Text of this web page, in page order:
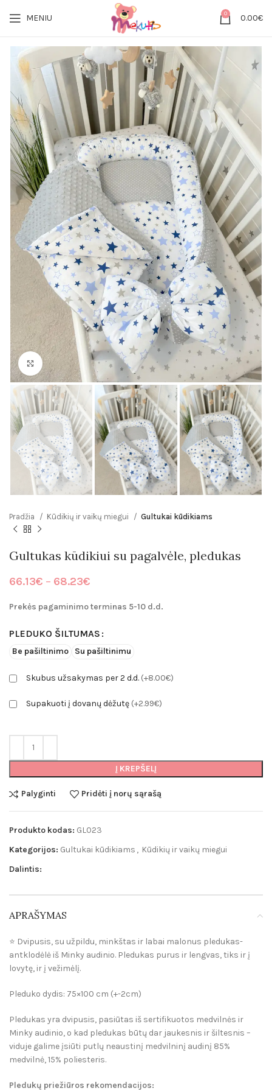
MENIU 0 0.00€
Click to enlarge
Pradžia Kūdikių ir vaikų miegui Gultukai kūdikiams
Gultukas kūdikiui su pagalvėle, pledukas
66.13€ – 68.23€
66.13€
68.23€
Prekės pagaminimo terminas 5-10 d.d.
PLEDUKO ŠILTUMAS
Be pašiltinimo Su pašiltinimu
Skubus užsakymas per 2 d.d. (+8.00€)
Supakuoti į dovanų dėžutę (+2.99€)
Į KREPŠELĮ
Palyginti Pridėti į norų sąrašą
Produkto kodas: GL023
Kategorijos: Gultukai kūdikiams , Kūdikių ir vaikų miegui
Dalintis:
APRAŠYMAS
⭐️ Dvipusis, su užpildu, minkštas ir labai malonus pledukas-
antklodėlė iš Minky audinio. Pledukas purus ir lengvas, tiks ir į
lovytę, ir į vežimėlį.
Pleduko dydis: 75×100 cm (+-2cm)
Pledukas yra dvipusis, pasiūtas iš sertifikuotos medvilnės ir
Minky audinio, o kad pledukas būtų dar jaukesnis ir šiltesnis –
viduje galime įsiūti putlų neaustinį medvilninį audinį 85%
medvilnė, 15% poliesteris.
Pledukų priežiūros rekomendacijos: